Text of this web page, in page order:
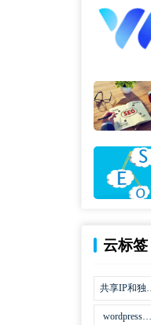
云标签
共享IP和独立
wordpress网